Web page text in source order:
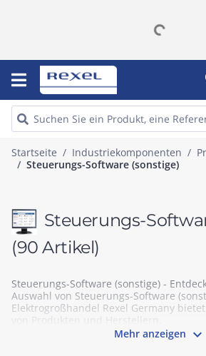
Startseite Industriekomponenten
Steuerungs-Software (sonstige)
Steuerungs-
(90 Artikel)
Steuerungs-Software (sonstige) -
Auswahl von Steuerungs-Software
Elektrogroßhandel Rexel Germany
von Produkten und Herstellern.
Mehr anzeigen 